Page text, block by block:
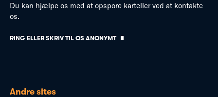
Du kan hjælpe os med at opspore karteller ved at kontakte
os.
RING ELLER SKRIV TIL OS ANONYMT
Andre sites